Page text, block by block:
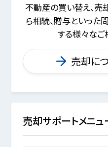
不動産の買い替え、売
ら相続、贈与といった
する様々なご
売却に
売却サポートメニュ